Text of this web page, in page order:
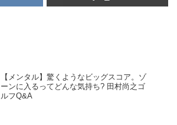
【メンタル】驚くようなビッグスコア。ゾ
ーンに入るってどんな気持ち? 田村尚之ゴ
ルフQ&A